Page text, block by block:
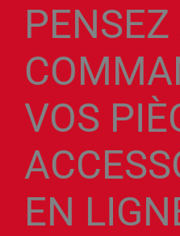
PENSEZ
VOS
EN